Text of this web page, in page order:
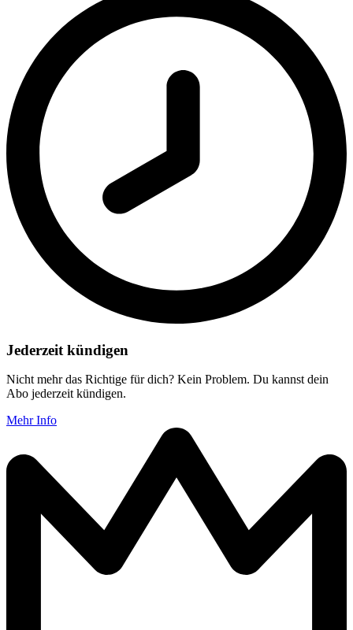
Jederzeit kündigen
Nicht mehr das Richtige für dich? Kein Problem. Du kannst dein
Abo jederzeit kündigen.
Mehr Info